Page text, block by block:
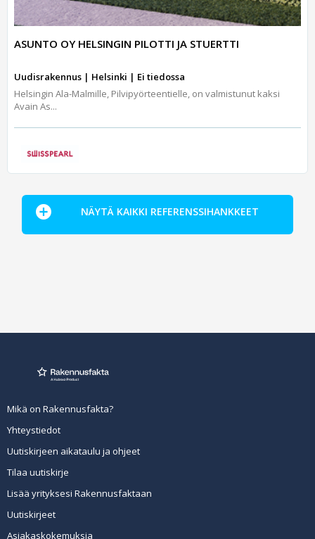
ASUNTO OY HELSINGIN PILOTTI JA STUERTTI
Uudisrakennus | Helsinki | Ei tiedossa
Helsingin Ala-Malmille, Pilvipyörteentielle, on valmistunut kaksi
Avain As...
NÄYTÄ KAIKKI REFERENSSIHANKKEET
Mikä on Rakennusfakta?
Yhteystiedot
Uutiskirjeen aikataulu ja ohjeet
Tilaa uutiskirje
Lisää yrityksesi Rakennusfaktaan
Uutiskirjeet
Asiakaskokemuksia